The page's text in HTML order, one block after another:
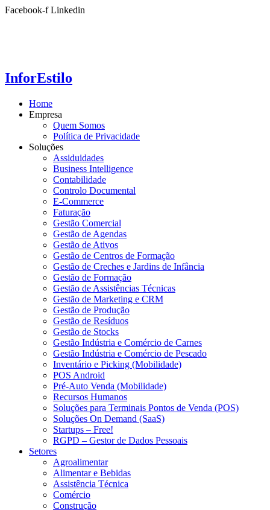
Ir
Facebook-f Linkedin
InforEstilo
Home
Empresa
Quem Somos
Política de Privacidade
Soluções
Assiduidades
Business Intelligence
Contabilidade
Controlo Documental
E-Commerce
Faturação
Gestão Comercial
Gestão de Agendas
Gestão de Ativos
Gestão de Centros de Formação
Gestão de Creches e Jardins de Infância
Gestão de Formação
Gestão de Assistências Técnicas
Gestão de Marketing e CRM
Gestão de Produção
Gestão de Resíduos
Gestão de Stocks
Gestão Indústria e Comércio de Carnes
Gestão Indústria e Comércio de Pescado
Inventário e Picking (Mobilidade)
POS Android
Pré-Auto Venda (Mobilidade)
Recursos Humanos
Soluções para Terminais Pontos de Venda (POS)
Soluções On Demand (SaaS)
Startups – Free!
RGPD – Gestor de Dados Pessoais
Setores
Agroalimentar
Alimentar e Bebidas
Assistência Técnica
Comércio
Construção